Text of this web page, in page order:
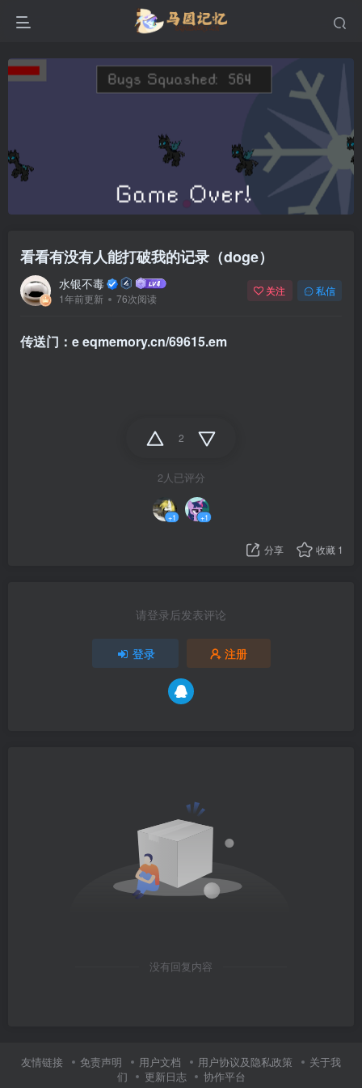
看看有没有人能打破我的记录（doge）
水银不毒
1年前更新 76次阅读
关注 私信
传送门：eeqmemory.cn/69615.em
2
2人已评分
+1 +1
分享 收藏 1
请登录后发表评论
登录 注册
没有回复内容
友情链接 免责声明 用户文档 用户协议及隐私政策
关于我
们
更新日志 协作平台